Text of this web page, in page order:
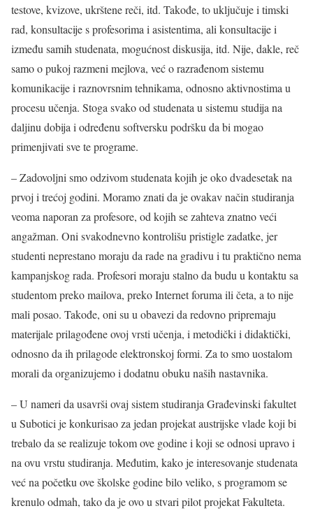
testove, kvizove, ukrštene reči, itd. Takođe, to uključuje i timski
rad, konsultacije s profesorima i asistentima, ali konsultacije i
između samih studenata, mogućnost diskusija, itd. Nije, dakle, reč
samo o pukoj razmeni mejlova, već o razrađenom sistemu
komunikacije i raznovrsnim tehnikama, odnosno aktivnostima u
procesu učenja. Stoga svako od studenata u sistemu studija na
daljinu dobija i određenu softversku podršku da bi mogao
primenjivati sve te programe.
– Zadovoljni smo odzivom studenata kojih je oko dvadesetak na
prvoj i trećoj godini. Moramo znati da je ovakav način studiranja
veoma naporan za profesore, od kojih se zahteva znatno veći
angažman. Oni svakodnevno kontrolišu pristigle zadatke, jer
studenti neprestano moraju da rade na gradivu i tu praktično nema
kampanjskog rada. Profesori moraju stalno da budu u kontaktu sa
studentom preko mailova, preko Internet foruma ili četa, a to nije
mali posao. Takođe, oni su u obavezi da redovno pripremaju
materijale prilagođene ovoj vrsti učenja, i metodički i didaktički,
odnosno da ih prilagode elektronskoj formi. Za to smo uostalom
morali da organizujemo i dodatnu obuku naših nastavnika.
– U nameri da usavrši ovaj sistem studiranja Građevinski fakultet
u Subotici je konkurisao za jedan projekat austrijske vlade koji bi
trebalo da se realizuje tokom ove godine i koji se odnosi upravo i
na ovu vrstu studiranja. Međutim, kako je interesovanje studenata
već na početku ove školske godine bilo veliko, s programom se
krenulo odmah, tako da je ovo u stvari pilot projekat Fakulteta.